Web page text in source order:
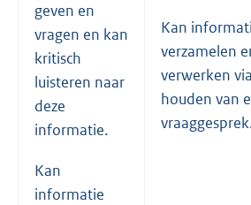
geven en
vragen en kan
kritisch
luisteren naar
deze
informatie.
Kan
informatie
Kan
verzamelen
verwerken
houden van